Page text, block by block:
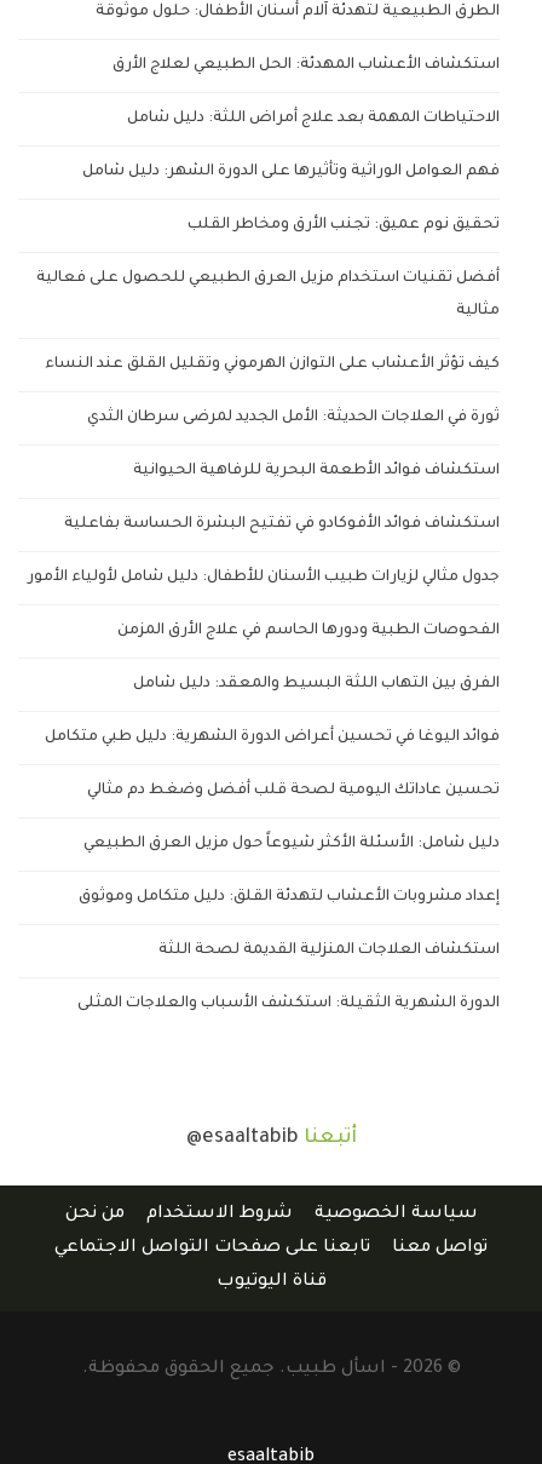
الطرق الطبيعية لتهدئة آلام أسنان الأطفال: حلول موثوقة
استكشاف الأعشاب المهدئة: الحل الطبيعي لعلاج الأرق
الاحتياطات المهمة بعد علاج أمراض اللثة: دليل شامل
فهم العوامل الوراثية وتأثيرها على الدورة الشهر: دليل شامل
تحقيق نوم عميق: تجنب الأرق ومخاطر القلب
أفضل تقنيات استخدام مزيل العرق الطبيعي للحصول على فعالية
مثالية
كيف تؤثر الأعشاب على التوازن الهرموني وتقليل القلق عند النساء
ثورة في العلاجات الحديثة: الأمل الجديد لمرضى سرطان الثدي
استكشاف فوائد الأطعمة البحرية للرفاهية الحيوانية
استكشاف فوائد الأفوكادو في تفتيح البشرة الحساسة بفاعلية
جدول مثالي لزيارات طبيب الأسنان للأطفال: دليل شامل لأولياء الأمور
الفحوصات الطبية ودورها الحاسم في علاج الأرق المزمن
الفرق بين التهاب اللثة البسيط والمعقد: دليل شامل
فوائد اليوغا في تحسين أعراض الدورة الشهرية: دليل طبي متكامل
تحسين عاداتك اليومية لصحة قلب أفضل وضغط دم مثالي
دليل شامل: الأسئلة الأكثر شيوعاً حول مزيل العرق الطبيعي
إعداد مشروبات الأعشاب لتهدئة القلق: دليل متكامل وموثوق
استكشاف العلاجات المنزلية القديمة لصحة اللثة
الدورة الشهرية الثقيلة: استكشف الأسباب والعلاجات المثلى
أتبعنا @esaaltabib
سياسة الخصوصية شروط الاستخدام
من نحن
تواصل معنا
تابعنا على صفحات التواصل الاجتماعي
قناة اليوتيوب
© 2026 - اسأل طبيب. جميع الحقوق محفوظة.
esaaltabib